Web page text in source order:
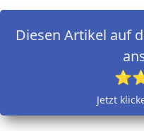
Diesen Artikel auf
Jetzt